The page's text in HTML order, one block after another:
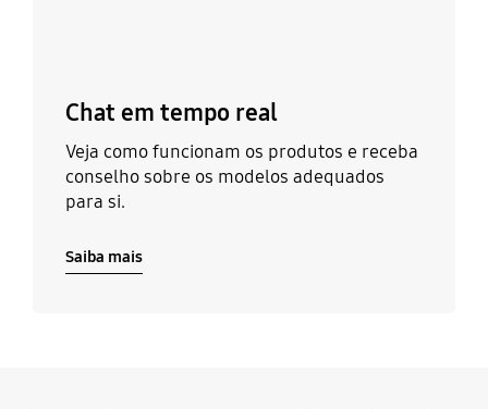
Chat em tempo real
Veja como funcionam os produtos e receba
conselho sobre os modelos adequados
para si.
Saiba mais